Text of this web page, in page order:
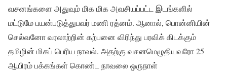
வசனங்களை அதுவும் மிக மிக அவசியப்பட்ட இடங்களில்
மட்டுமே பயன்படுத்துபவர் மணி ரத்னம். ஆனால், பொன்னியின்
செல்வனோ வரலாற்றின் கற்பனை விரிந்து பரவிக் கிடக்கும்
தமிழின் மிகப் பெரிய நாவல். அதற்கு வசனமெழுதியவரோ 25
ஆயிரம் பக்கங்கள் கொண்ட நாவலை ஒருநாள்